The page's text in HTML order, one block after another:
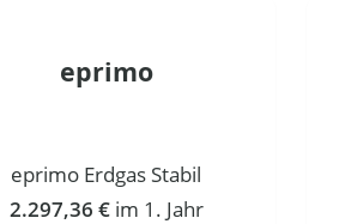
eprimo
eprimo Erdgas Stabil
2.297,36 € im 1. Jahr